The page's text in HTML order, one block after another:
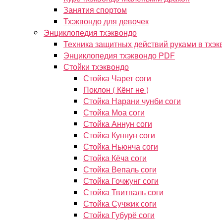
Занятия спортом
Тхэквондо для девочек
Энциклопедия тхэквондо
Техника защитных действий руками в
Энциклопедия тхэквондо PDF
Стойки тхэквондо
Стойка Чарет соги
Поклон ( Кёнг не )
Стойка Нарани чунби соги
Стойка Моа соги
Стойка Аннун соги
Стойка Куннун соги
Стойка Ньюнча соги
Стойка Кёча соги
Стойка Вепаль соги
Стойка Гочжунг соги
Стойка Твитпаль соги
Стойка Сучжик соги
Стойка Губурё соги